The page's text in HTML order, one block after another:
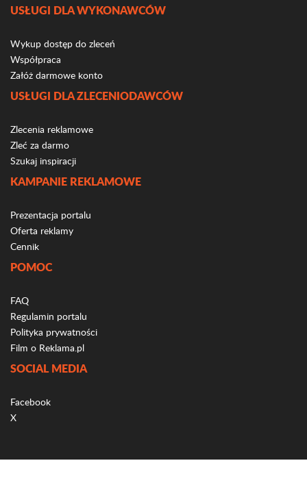
USŁUGI DLA WYKONAWCÓW
Wykup dostęp do zleceń
Współpraca
Załóż darmowe konto
USŁUGI DLA ZLECENIODAWCÓW
Zlecenia reklamowe
Zleć za darmo
Szukaj inspiracji
KAMPANIE REKLAMOWE
Prezentacja portalu
Oferta reklamy
Cennik
POMOC
FAQ
Regulamin portalu
Polityka prywatności
Film o Reklama.pl
SOCIAL MEDIA
Facebook
X